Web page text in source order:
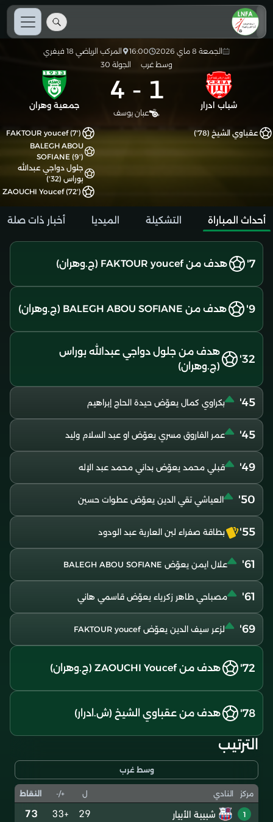
الجمعة 8 ماي 2026 16:00
المركب الرياضي 18 فيفري
وسط غرب
الجولة 30
شباب ادرار 1
-
4
عبان يوسف
جمعية وهران
عقباوي الشيخ (78')
FAKTOUR youcef (7')
BALEGH ABOU
SOFIANE (9')
جلول دواجي عبدالله
بوراس (32')
ZAOUCHI Youcef (72')
أحداث المباراة التشكيلة الميديا أخبار ذات صلة
7' هدف من FAKTOUR youcef (ج.وهران)
9' هدف من BALEGH ABOU SOFIANE (ج.وهران)
32'
هدف من جلول دواجي عبدالله بوراس
(ج.وهران)
45' بكراوي كمال يعوّض حيدة الحاج إبراهيم
45' عمر الفاروق مسري يعوّض او عبد السلام وليد
49' قبلي محمد يعوّض بداني محمد عبد الإله
50' العياشي تقي الدين يعوّض عطوات حسين
55' بطاقة صفراء لبن العارية عبد الودود
61' علال ايمن يعوّض BALEGH ABOU SOFIANE
61' مصباحي طاهر زكرياء يعوّض قاسمي هاني
69' لزعر سيف الدين يعوّض FAKTOUR youcef
72' هدف من ZAOUCHI Youcef (ج.وهران)
78' هدف من عقباوي الشيخ (ش.ادرار)
الترتيب
وسط غرب
مركز النادي ل +/- النقاط
1 شبيبة الأبيار 29
+33
73